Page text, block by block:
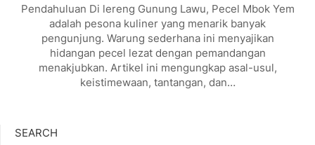
Pendahuluan Di lereng Gunung Lawu, Pecel Mbok Yem
adalah pesona kuliner yang menarik banyak
pengunjung. Warung sederhana ini menyajikan
hidangan pecel lezat dengan pemandangan
menakjubkan. Artikel ini mengungkap asal-usul,
keistimewaan, tantangan, dan…
SEARCH